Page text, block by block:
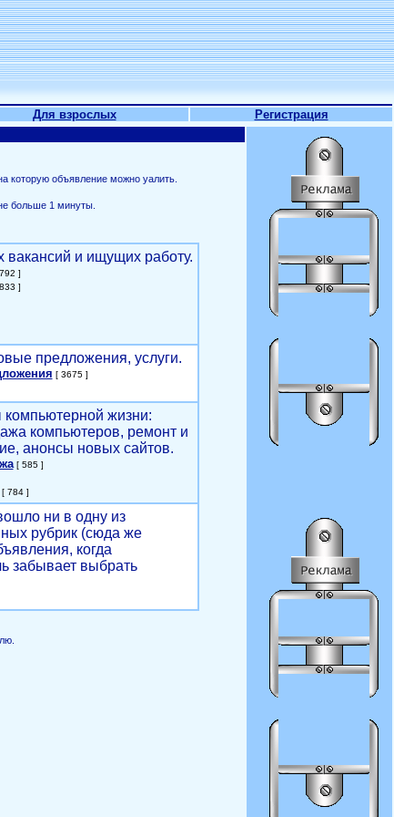
Для взрослых Регистрация
которую объявление можно уалить.
больше 1 минуты.
вакансий и ищущих работу.
]
]
предложения, услуги.
[ 3675 ]
компьютерной жизни:
компьютеров, ремонт и
анонсы новых сайтов.
[ 585 ]
784 ]
ни в одну из
рубрик (сюда же
когда
забывает выбрать